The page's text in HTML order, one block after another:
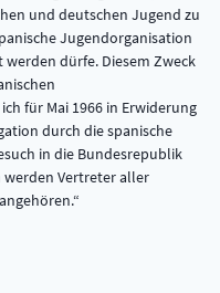
und deutschen Jugend zu
Jugendorganisation
dürfe. Diesem Zweck
für Mai 1966 in Erwiderung
durch die spanische
in die Bundesrepublik
werden Vertreter aller